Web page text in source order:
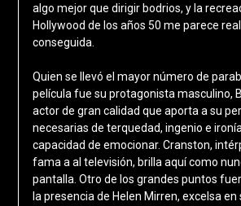
algo mejor que dirigir bodrios, y la
Hollywood de los años 50 me parece
conseguida.
Quien se llevó el mayor número de
película fue su protagonista masculino,
actor de gran calidad que aporta a su
necesarias de terquedad, ingenio e
capacidad de emocionar. Cranston,
fama a al televisión, brilla aquí como
pantalla. Otro de los grandes puntos
la presencia de Helen Mirren, excelsa en